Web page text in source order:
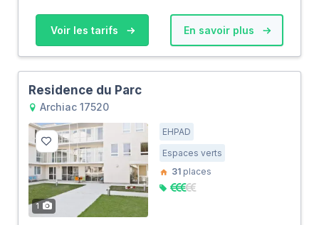
Voir les tarifs En savoir plus
Residence du Parc
Archiac 17520
1
EHPAD
Espaces verts
31 places